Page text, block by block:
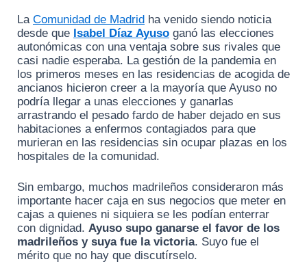
La Comunidad de Madrid ha venido siendo noticia
desde que Isabel Díaz Ayuso ganó las elecciones
autonómicas con una ventaja sobre sus rivales que
casi nadie esperaba. La gestión de la pandemia en
los primeros meses en las residencias de acogida de
ancianos hicieron creer a la mayoría que Ayuso no
podría llegar a unas elecciones y ganarlas
arrastrando el pesado fardo de haber dejado en sus
habitaciones a enfermos contagiados para que
murieran en las residencias sin ocupar plazas en los
hospitales de la comunidad.
Sin embargo, muchos madrileños consideraron más
importante hacer caja en sus negocios que meter en
cajas a quienes ni siquiera se les podían enterrar
con dignidad. Ayuso supo ganarse el favor de los
madrileños y suya fue la victoria. Suyo fue el
mérito que no hay que discutírselo.